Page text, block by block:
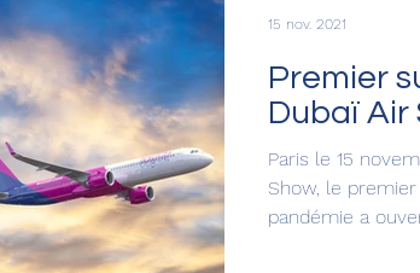
Premier
Dubaï Air
Paris le 15
Show, le
pandémie a
15 nov. 2021